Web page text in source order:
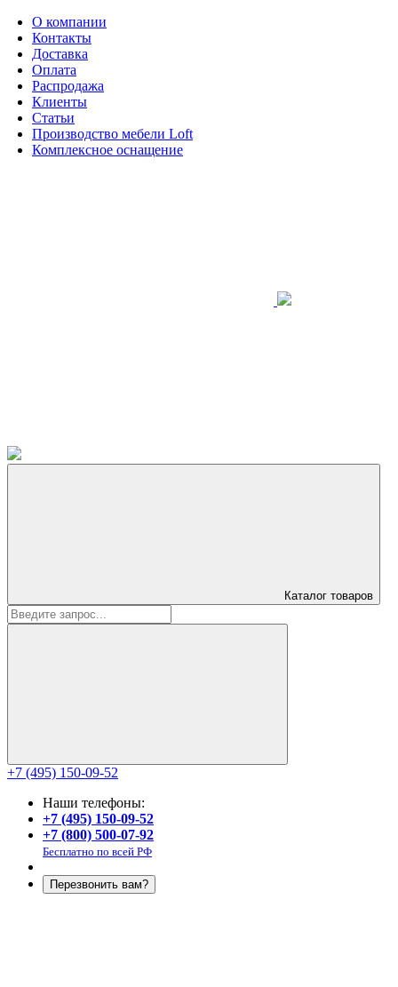
О компании
Контакты
Доставка
Оплата
Распродажа
Клиенты
Статьи
Производство мебели Loft
Комплексное оснащение
Каталог товаров
+7 (495) 150-09-52
Наши телефоны:
+7 (495) 150-09-52
+7 (800) 500-07-92
Бесплатно по всей РФ
Перезвонить вам?